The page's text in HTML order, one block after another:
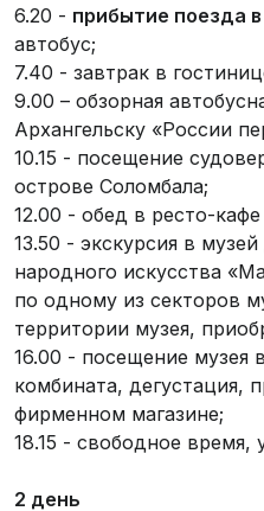
6.20 - прибытие поезда
автобус;
7.40 - завтрак в
9.00 – обзорная
Архангельску «России
10.15 - посещение
острове Соломбала;
12.00 - обед в ресто-
13.50 - экскурсия в
народного искусства
по одному из секторов
территории музея,
16.00 - посещение музея
комбината, дегустация,
фирменном магазине;
18.15 - свободное время,
2 день